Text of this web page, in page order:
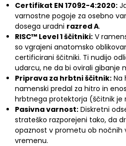
Certifikat EN 17092-4:2020:
varnostne pogoje za osebno
dosega uradni razred A.
RISC™ Level 1 ščitniki: V
so vgrajeni anatomsko
certificirani ščitniki. Ti nudijo
udarcu, ne da bi ovirali gibanje
Priprava za hrbtni ščitnik: Na
namenski predal za hitro in
hrbtnega protektorja (ščitnik je
Pasivna varnost: Diskretni
strateško razporejeni tako, da
opaznost v prometu ob nočnih
vremenu.